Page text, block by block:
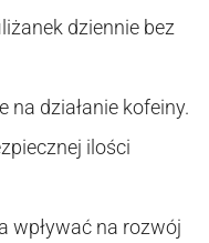
dziennie bez
działanie kofeiny.
ilości
wpływać na rozwój